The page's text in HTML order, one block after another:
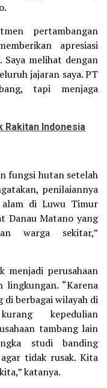
pertambangan
apresiasi
melihat dengan
jajaran saya. PT
tapi menjaga
Indonesia
fungsi hutan setelah
penilaiannya
di Luwu Timur
Danau Matano yang
warga sekitar,”
menjadi perusahaan
lingkungan. “Karena
di berbagai wilayah di
kepedulian
tambang lain
studi banding
tidak rusak. Kita
katanya.